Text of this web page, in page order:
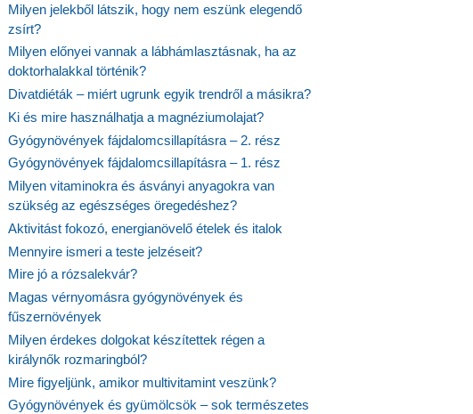
Milyen jelekből látszik, hogy nem eszünk elegendő
zsírt?
Milyen előnyei vannak a lábhámlasztásnak, ha az
doktorhalakkal történik?
Divatdiéták – miért ugrunk egyik trendről a másikra?
Ki és mire használhatja a magnéziumolajat?
Gyógynövények fájdalomcsillapításra – 2. rész
Gyógynövények fájdalomcsillapításra – 1. rész
Milyen vitaminokra és ásványi anyagokra van
szükség az egészséges öregedéshez?
Aktivitást fokozó, energianövelő ételek és italok
Mennyire ismeri a teste jelzéseit?
Mire jó a rózsalekvár?
Magas vérnyomásra gyógynövények és
fűszernövények
Milyen érdekes dolgokat készítettek régen a
királynők rozmaringból?
Mire figyeljünk, amikor multivitamint veszünk?
Gyógynövények és gyümölcsök – sok természetes